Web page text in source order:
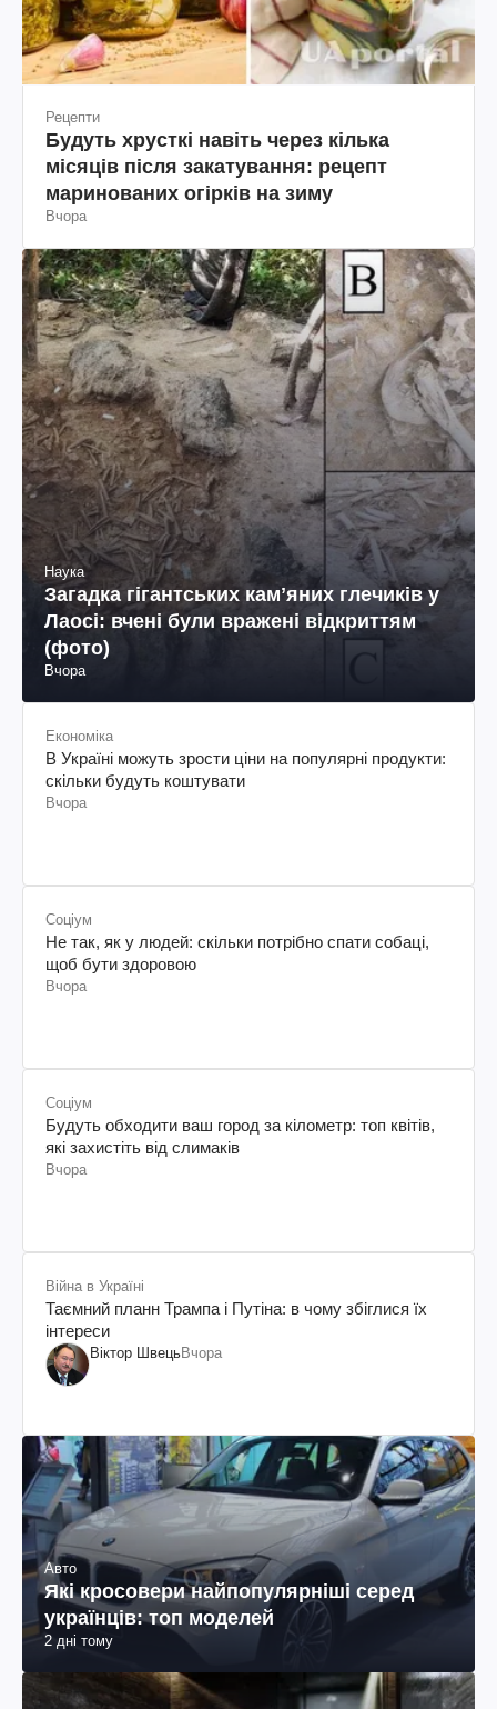
Рецепти
Будуть хрусткі навіть через кілька
місяців після закатування: рецепт
маринованих огірків на зиму
Вчора
Наука
Загадка гігантських камʼяних глечиків у
Лаосі: вчені були вражені відкриттям
(фото)
Вчора
Економіка
В Україні можуть зрости ціни на популярні продукти:
скільки будуть коштувати
Вчора
Соціум
Не так, як у людей: скільки потрібно спати собаці,
щоб бути здоровою
Вчора
Соціум
Будуть обходити ваш город за кілометр: топ квітів,
які захистіть від слимаків
Вчора
Війна в Україні
Таємний планн Трампа і Путіна: в чому збіглися їх
інтереси
Віктор ШвецьВчора
Авто
Які кросовери найпопулярніші серед
українців: топ моделей
2 дні тому